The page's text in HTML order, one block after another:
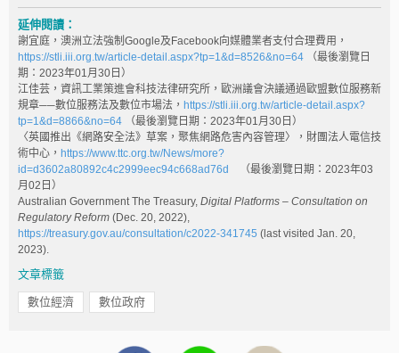
延伸閱讀：
謝宜庭，澳洲立法強制Google及Facebook向媒體業者支付合理費用，
https://stli.iii.org.tw/article-detail.aspx?tp=1&d=8526&no=64 （最後瀏覽日
期：2023年01月30日）
江佳芸，資訊工業策進會科技法律研究所，歐洲議會決議通過歐盟數位服務新
規章──數位服務法及數位市場法， https://stli.iii.org.tw/article-detail.aspx?
tp=1&d=8866&no=64 （最後瀏覽日期：2023年01月30日）
〈英國推出《網路安全法》草案，聚焦網路危害內容管理〉，財團法人電信技
術中心， https://www.ttc.org.tw/News/more?
id=d3602a80892c4c2999eec94c668ad76d
（最後瀏覽日期：2023年03
月02日）
Australian Government The Treasury, Digital Platforms – Consultation on
Regulatory Reform (Dec. 20, 2022),
https://treasury.gov.au/consultation/c2022-341745 (last visited Jan. 20,
2023).
文章標籤
數位經濟 數位政府